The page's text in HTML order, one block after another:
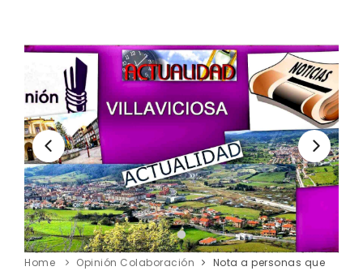
Home Opinión Colaboración
Nota a personas que